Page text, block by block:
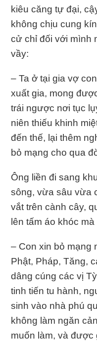
kiêu căng tự đại,
không chịu cung
cử chỉ đối với mình
vầy:
– Ta ở tại gia vợ
xuất gia, mong
trái ngược nơi tục
niên thiếu khinh
đến thế, lại thêm
bỏ mạng cho qua
Ông liền đi sang
sông, vừa sâu vừa
vắt trên cành cây,
lên tấm áo khóc mà
– Con xin bỏ mạng
Phật, Pháp, Tăng,
dâng cúng các vị
tinh tiến tu hành,
sinh vào nhà phú
không làm ngăn
muốn làm, và được